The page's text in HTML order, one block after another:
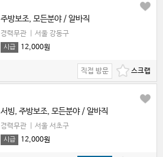
주방보조, 모든분야 / 알바직
경력무관 서울 강동구
시급 12,000원
직접 방문
서빙, 주방보조, 모든분야 / 알바직
경력무관 서울 서초구
시급 12,000원